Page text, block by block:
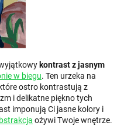
kontrast z jasnym
w biegu. Ten urzeka na
ostro kontrastują z
i delikatne piękno tych
imponują Ci jasne kolory i
ożywi Twoje wnętrze.